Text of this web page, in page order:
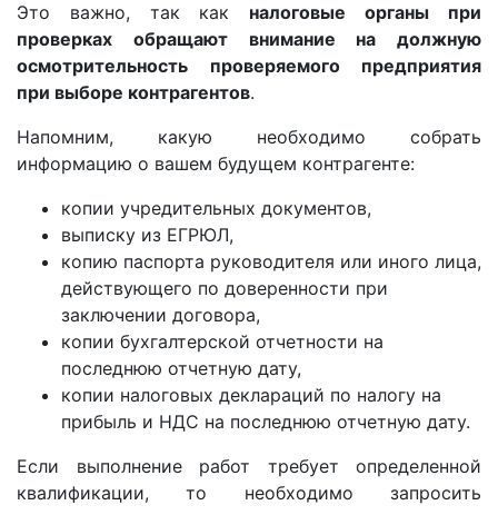
Это важно, так как налоговые органы при
проверках обращают внимание на должную
осмотрительность проверяемого предприятия
при выборе контрагентов.
Напомним, какую необходимо собрать
информацию о вашем будущем контрагенте:
копии учредительных документов,
выписку из ЕГРЮЛ,
копию паспорта руководителя или иного лица,
действующего по доверенности при
заключении договора,
копии бухгалтерской отчетности на
последнюю отчетную дату,
копии налоговых деклараций по налогу на
прибыль и НДС на последнюю отчетную дату.
Если выполнение работ требует определенной
квалификации, то необходимо запросить